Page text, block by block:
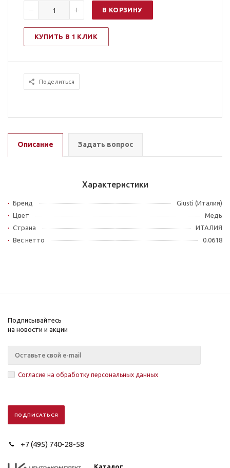
В КОРЗИНУ
КУПИТЬ В 1 КЛИК
Поделиться
Описание Задать вопрос
Характеристики
Бренд
Giusti (Италия)
Цвет
Медь
Страна
ИТАЛИЯ
Вес нетто
0.0618
Подписывайтесь
на новости и акции
Согласие на обработку персональных данных
+7 (495) 740-28-58
Каталог